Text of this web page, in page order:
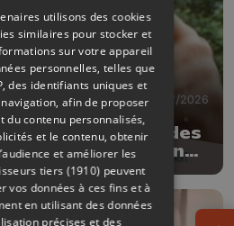
17/07/2026
aux cinémas des
séances en plein
spéciaux à la
utilisons des cookies
similaires pour stocker et
sur votre appareil
personnelles, telles que
des identifiants uniques et
afin de proposer
du contenu personnalisés,
et le contenu, obtenir
et améliorer les
tiers (1910) peuvent
vos données à ces fins et à
en utilisant des données
précises et des